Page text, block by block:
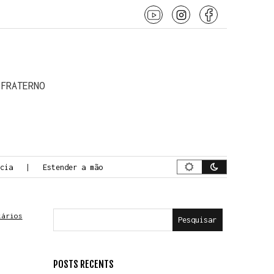
Estender a mão A Jornada da Morte Consciente
Pesquisar
POSTS RECENTS